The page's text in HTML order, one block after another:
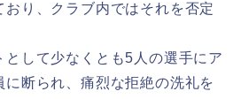
おり、クラブ内ではそれを否定
して少なくとも5人の選手にア
に断られ、痛烈な拒絶の洗礼を